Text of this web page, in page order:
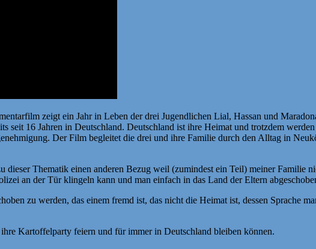
zeigt ein Jahr in Leben der drei Jugendlichen Lial, Hassan und
seit 16 Jahren in Deutschland. Deutschland ist ihre Heimat und trotzdem
Der Film begleitet die drei und ihre Familie durch den Alltag in
Thematik einen anderen Bezug weil (zumindest ein Teil) meiner Familie
an der Tür klingeln kann und man einfach in das Land der Eltern
zu werden, das einem fremd ist, das nicht die Heimat ist, dessen Sprache
Kartoffelparty feiern und für immer in Deutschland bleiben können.